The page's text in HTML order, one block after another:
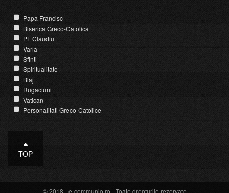
Papa Francisc
Biserica Greco-Catolica
PF Claudiu
Varia
Sfinti
Spiritualitate
Blaj
Rugaciuni
Vatican
Personalitati Greco-Catolice
TOP